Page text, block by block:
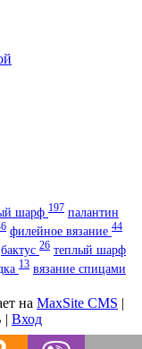
шарф 197 палантин
филейное вязание 44
бактус 26 теплый шарф
13 вязание спицами
на MaxSite CMS |
| Вход